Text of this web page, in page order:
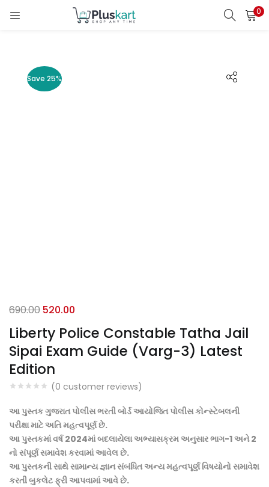
0
LOGIN REGISTER
Save 25%
Liberty Police Constable Tatha Jail
Sipai Exam Guide (Varg-3) Latest
Edition
(0 customer reviews)
690.00 Original
price
was:
₹690.00.
520.00
price
is:
₹520.00.
આ પુસ્તક ગુજરાત પોલીસ ભરતી બોર્ડ આયોજિત પોલીસ કોન્સ્ટેબલની
પરીક્ષા માટે અતિ મહત્વપૂર્ણ છે.
આ પુસ્તકમાં વર્ષ 2024માં બદલાયેલા અભ્યાસક્રમ અનુસાર ભાગ-1 અને 2
નો સંપૂર્ણ સમાવેશ કરવામાં આવેલ છે.
આ પુસ્તકની સાથે સામાન્ય જ્ઞાન સંબંધિત અન્ય મહત્વપૂર્ણ વિષયોનો સમાવેશ
કરતી બુકલેટ ફ્રી આપવામાં આવે છે.